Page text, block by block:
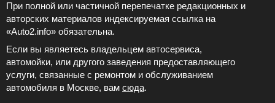
При полной или частичной перепечатке редакционных и
авторских материалов индексируемая ссылка на
«Auto2.info» обязательна.
Если вы являетесь владельцем автосервиса,
автомойки, или другого заведения предоставляющего
услуги, связанные с ремонтом и обслуживанием
автомобиля в Москве, вам сюда.